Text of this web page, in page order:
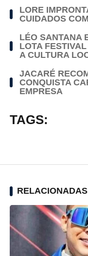
LORE
CUIDADOS
LÉO SANTANA
LOTA
A CULTURA
JACARÉ
CONQUISTA
EMPRESA
TAGS:
RELACIONADAS